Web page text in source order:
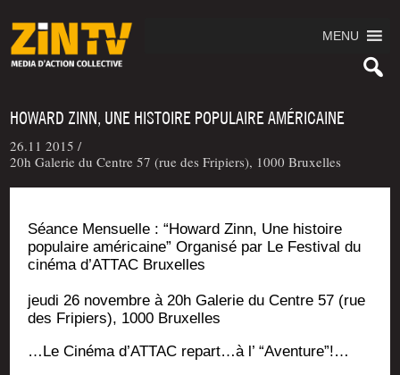
MENU
HOWARD ZINN, UNE HISTOIRE POPULAIRE AMÉRICAINE
26.11 2015 /
20h Galerie du Centre 57 (rue des Fripiers), 1000 Bruxelles
Séance Men­suelle : “Howard Zinn, Une his­toire
popu­laire amé­ri­caine” Orga­ni­sé par Le Fes­ti­val du
ciné­ma d’AT­TAC Bruxelles
jeu­di 26 novembre à 20h Gale­rie du Centre 57 (rue
des Fri­piers), 1000 Bruxelles
…Le Ciné­ma d’AT­TAC repart…à l’ “Aven­ture”!…